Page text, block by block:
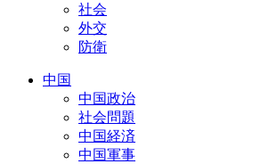
社会
外交
防衛
中国
中国政治
社会問題
中国経済
中国軍事